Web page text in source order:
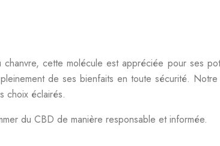
cette molécule est appréciée pour ses
de ses bienfaits en toute sécurité.
choix éclairés.
du CBD de manière responsable et informée.